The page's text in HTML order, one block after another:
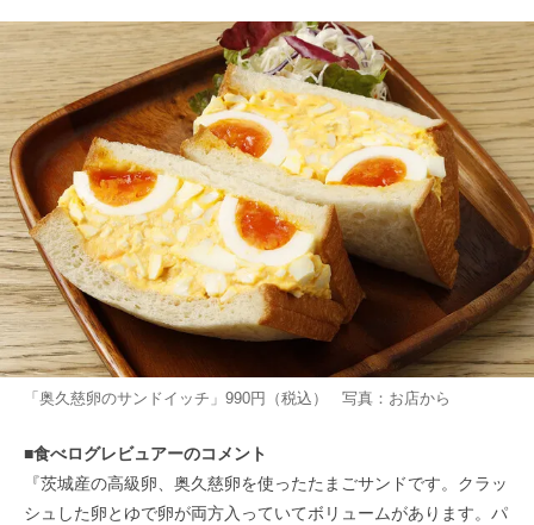
「奥久慈卵のサンドイッチ」990円（税込） 写真：お店から
■食べログレビュアーのコメント
『茨城産の高級卵、奥久慈卵を使ったたまごサンドです。クラッ
シュした卵とゆで卵が両方入っていてボリュームがあります。パ